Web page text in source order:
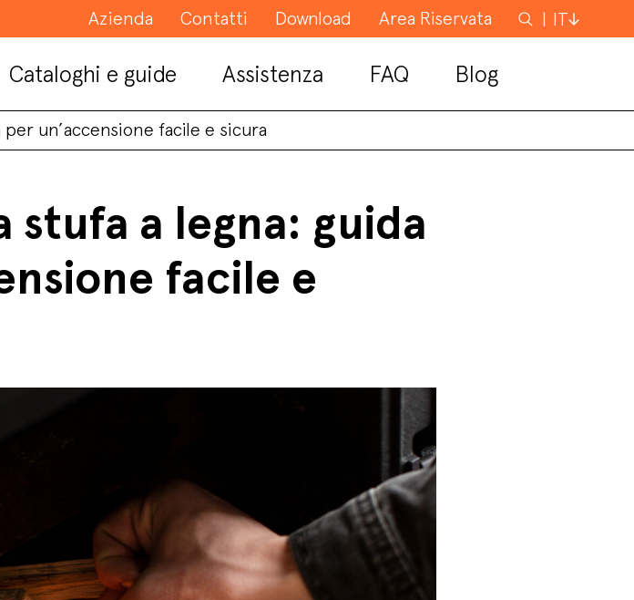
Azienda Contatti Download Area Riservata Cerca
IT
Cataloghi e guide Assistenza FAQ Blog
un’accensione facile e sicura
stufa a legna: guida
facile e